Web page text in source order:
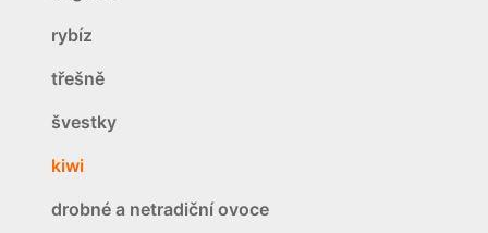
rybíz
třešně
švestky
kiwi
drobné a netradiční ovoce